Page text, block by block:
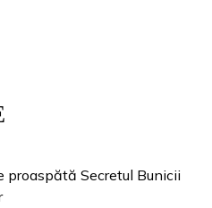
proaspătă Secretul Bunicii